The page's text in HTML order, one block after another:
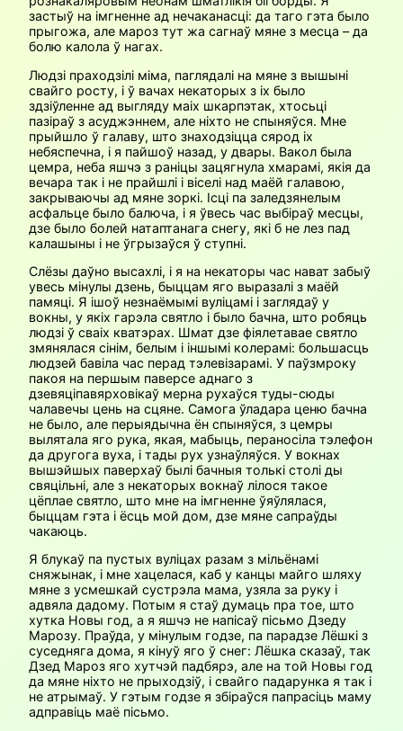
застыў на імгненне ад нечаканасці: да таго гэта было
прыгожа, але мароз тут жа сагнаў мяне з месца – да
болю калола ў нагах.
Людзі праходзілі міма, паглядалі на мяне з вышыні
свайго росту, і ў вачах некаторых з іх было
здзіўленне ад выгляду маіх шкарпэтак, хтосьці
пазіраў з асуджэннем, але ніхто не спыняўся. Мне
прыйшло ў галаву, што знаходзіцца сярод іх
небяспечна, і я пайшоў назад, у двары. Вакол была
цемра, неба яшчэ з раніцы зацягнула хмарамі, якія да
вечара так і не прайшлі і віселі над маёй галавою,
закрываючы ад мяне зоркі. Ісці па заледзянелым
асфальце было балюча, і я ўвесь час выбіраў месцы,
дзе было болей натаптанага снегу, які б не лез пад
калашыны і не ўгрызаўся ў ступні.
Слёзы даўно высахлі, і я на некаторы час нават забыў
увесь мінулы дзень, быццам яго выразалі з маёй
памяці. Я ішоў незнаёмымі вуліцамі і заглядаў у
вокны, у якіх гарэла святло і было бачна, што робяць
людзі ў сваіх кватэрах. Шмат дзе фіялетавае святло
змянялася сінім, белым і іншымі колерамі: большасць
людзей бавіла час перад тэлевізарамі. У паўзмроку
пакоя на першым паверсе аднаго з
дзевяціпавярховікаў мерна рухаўся туды-сюды
чалавечы цень на сцяне. Самога ўладара ценю бачна
не было, але перыядычна ён спыняўся, з цемры
вылятала яго рука, якая, мабыць, пераносіла тэлефон
да другога вуха, і тады рух узнаўляўся. У вокнах
вышэйшых паверхаў былі бачныя толькі столі ды
свяцільні, але з некаторых вокнаў лілося такое
цёплае святло, што мне на імгненне ўяўлялася,
быццам гэта і ёсць мой дом, дзе мяне сапраўды
чакаюць.
Я блукаў па пустых вуліцах разам з мільёнамі
сняжынак, і мне хацелася, каб у канцы майго шляху
мяне з усмешкай сустрэла мама, узяла за руку і
адвяла дадому. Потым я стаў думаць пра тое, што
хутка Новы год, а я яшчэ не напісаў пісьмо Дзеду
Марозу. Праўда, у мінулым годзе, па парадзе Лёшкі з
суседняга дома, я кінуў яго ў снег: Лёшка сказаў, так
Дзед Мароз яго хутчэй падбярэ, але на той Новы год
да мяне ніхто не прыходзіў, і свайго падарунка я так і
не атрымаў. У гэтым годзе я збіраўся папрасіць маму
адправіць маё пісьмо.